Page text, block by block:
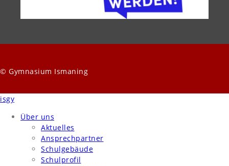
© Gymnasium Ismaning
isgy
Über uns
Aktuelles
Ansprechpartner
Schulgebäude
Schulprofil